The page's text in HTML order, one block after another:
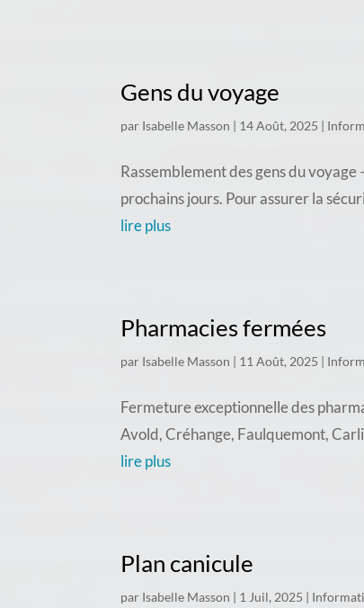
Gens du voyage
par Isabelle Masson | 14 Août, 2025 |
Rassemblement des gens du
prochains jours. Pour assurer la
lire plus
Pharmacies fermées
par Isabelle Masson | 11 Août, 2025 |
Fermeture exceptionnelle des
Avold, Créhange, Faulquemont,
lire plus
Plan canicule
par Isabelle Masson | 1 Juil, 2025 |